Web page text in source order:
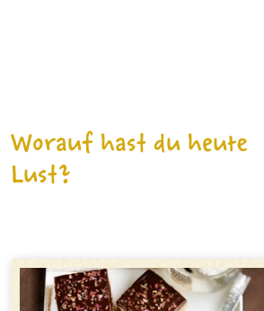
Worauf hast du heute
Lust?